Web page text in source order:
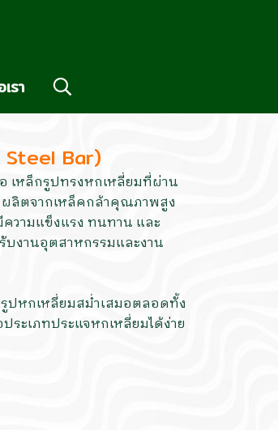
รา
Steel Bar)
เหล็กรูปทรงหกเหลี่ยมที่ผ่าน
ผลิตจากเหล็คกล้าคุณภาพสูง
ความแข็งแรง ทนทาน และ
บงานอุตสาหกรรมและงาน
หกเหลี่ยมสม่ำเสมอตลอดทั้ง
ะเภทประแจหกเหลี่ยมได้ง่าย